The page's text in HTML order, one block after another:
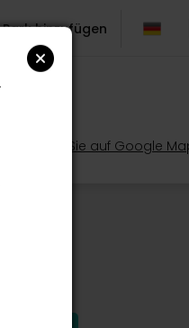
Park hinzufügen
Suchen Sie auf Google